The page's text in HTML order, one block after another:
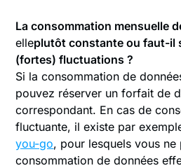
‍La consommation mensuelle
elleplutôt constante ou faut-il
(fortes) fluctuations ?
Si la consommation de
pouvez réserver un forfait de
correspondant. En cas de
fluctuante, il existe par
you-go, pour lesquels vous ne
consommation de données